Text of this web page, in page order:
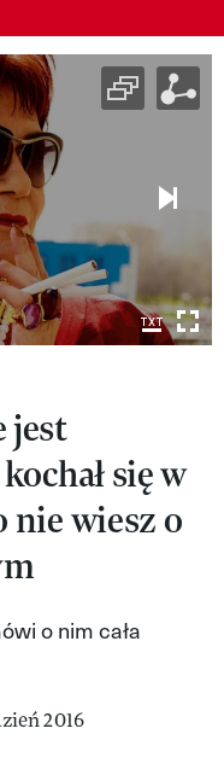
jest
się w
nie wiesz o
o nim cała